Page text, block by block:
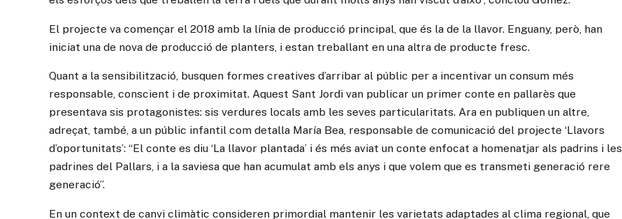
El projecte va començar el 2018 amb la línia de producció principal, que és la de la llavor. Enguany, però, han
iniciat una de nova de producció de planters, i estan treballant en una altra de producte fresc.
Quant a la sensibilització, busquen formes creatives d’arribar al públic per a incentivar un consum més
responsable, conscient i de proximitat. Aquest Sant Jordi van publicar un primer conte en pallarès que
presentava sis protagonistes: sis verdures locals amb les seves particularitats. Ara en publiquen un altre,
adreçat, també, a un públic infantil com detalla María Bea, responsable de comunicació del projecte ‘Llavors
d’oportunitats’: “El conte es diu ‘La llavor plantada’ i és més aviat un conte enfocat a homenatjar als padrins i les
padrines del Pallars, i a la saviesa que han acumulat amb els anys i que volem que es transmeti generació rere
generació”.
En un context de canvi climàtic consideren primordial mantenir les varietats adaptades al clima regional, que